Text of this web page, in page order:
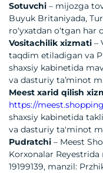
Sotuvchi – mijozga
Buyuk Britaniyada,
roʻyxatdan oʻtgan
Vositachilik xizmati –
taqdim etiladigan va
shaxsiy kabinetida
va dasturiy taʼminot
Meest xarid qilish
https://
shaxsiy kabinetida
va dasturiy ta'minot
Pudratchi – Meest
Korxonalar
19199139, manzil: